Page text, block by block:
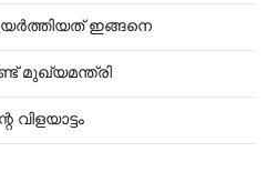
ഇങ്ങനെ
മുഖ്യമന്ത്രി